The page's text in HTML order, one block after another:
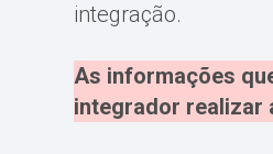
integração.
As informações
integrador realizar